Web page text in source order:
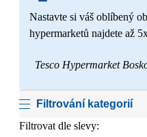
Nastavte si váš oblíbený
hypermarketů najdete až
Tesco Hypermarket
Filtrování kategorií
Filtrovat dle slevy: